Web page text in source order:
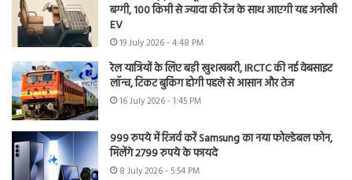
बग्गी, 100 किमी से ज्यादा की रेंज के साथ आएगी यह अनोखी
EV
19 July 2026 - 4:48 PM
रेल यात्रियों के लिए बड़ी खुशखबरी, IRCTC की नई वेबसाइट
लॉन्च, टिकट बुकिंग होगी पहले से आसान और तेज
16 July 2026 - 1:45 PM
999 रुपये में रिजर्व करें Samsung का नया फोल्डेबल फोन,
मिलेंगे 2799 रुपये के फायदे
8 July 2026 - 5:54 PM